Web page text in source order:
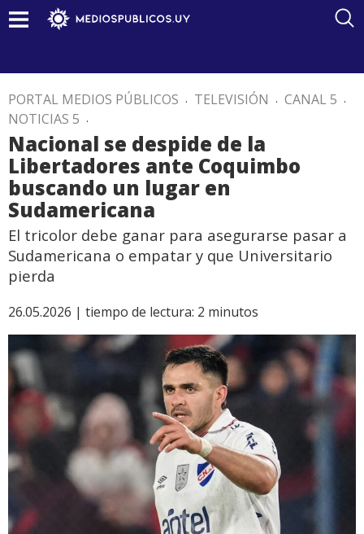
PORTAL MEDIOS PÚBLICOS . TELEVISIÓN . CANAL 5 .
NOTICIAS 5 .
Nacional se despide de la
Libertadores ante Coquimbo
buscando un lugar en
Sudamericana
El tricolor debe ganar para asegurarse pasar a
Sudamericana o empatar y que Universitario
pierda
26.05.2026 | tiempo de lectura: 2 minutos